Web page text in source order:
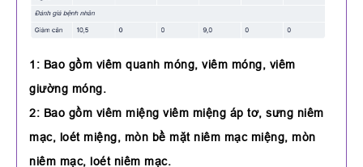
1: Bao gồm viêm quanh móng, viêm móng, viêm
giường móng.
2: Bao gồm viêm miệng viêm miệng áp tơ, sưng niêm
mạc, loét miệng, mòn bề mặt niêm mạc miệng, mòn
niêm mạc, loét niêm mạc.